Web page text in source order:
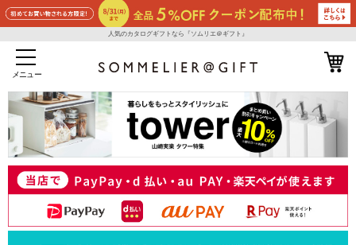
人気のカタログギフトなら『ソムリエ＠ギフト』
メニュー